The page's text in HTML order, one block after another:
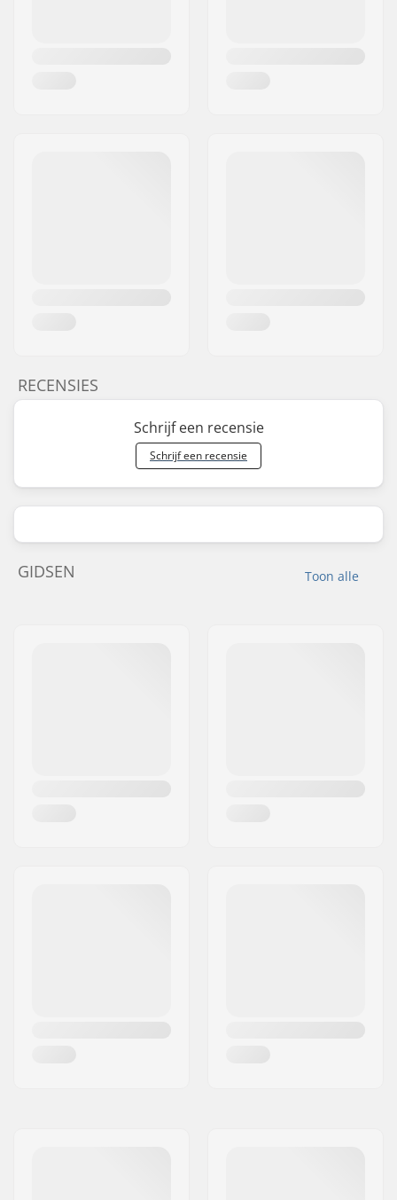
RECENSIES
Schrijf een recensie
Schrijf een recensie
Toon alle
GIDSEN